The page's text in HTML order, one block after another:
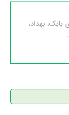
بابَک، بِهداد،